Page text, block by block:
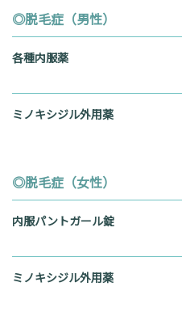
◎脱毛症（男性）
各種内服薬
ミノキシジル外用薬
◎脱毛症（女性）
内服パントガール錠
ミノキシジル外用薬